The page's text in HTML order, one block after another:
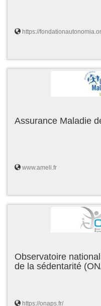
https://
Assurance Maladie
www.ameli.fr
Observatoire
de la sédentarité
https://onaps.fr/